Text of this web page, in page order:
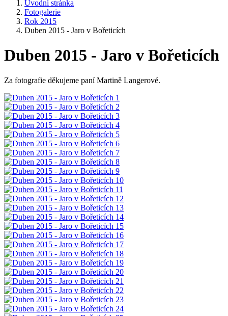
Úvodní stránka
Fotogalerie
Rok 2015
Duben 2015 - Jaro v Bořeticích
Duben 2015 - Jaro v Bořeticích
Za fotografie děkujeme paní Martině Langerové.